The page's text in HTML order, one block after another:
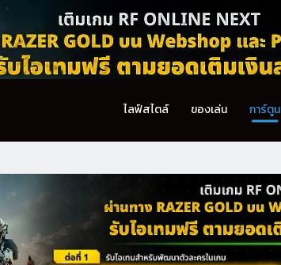
ไลฟ์สไตล์ ของเล่น การ์ตูน